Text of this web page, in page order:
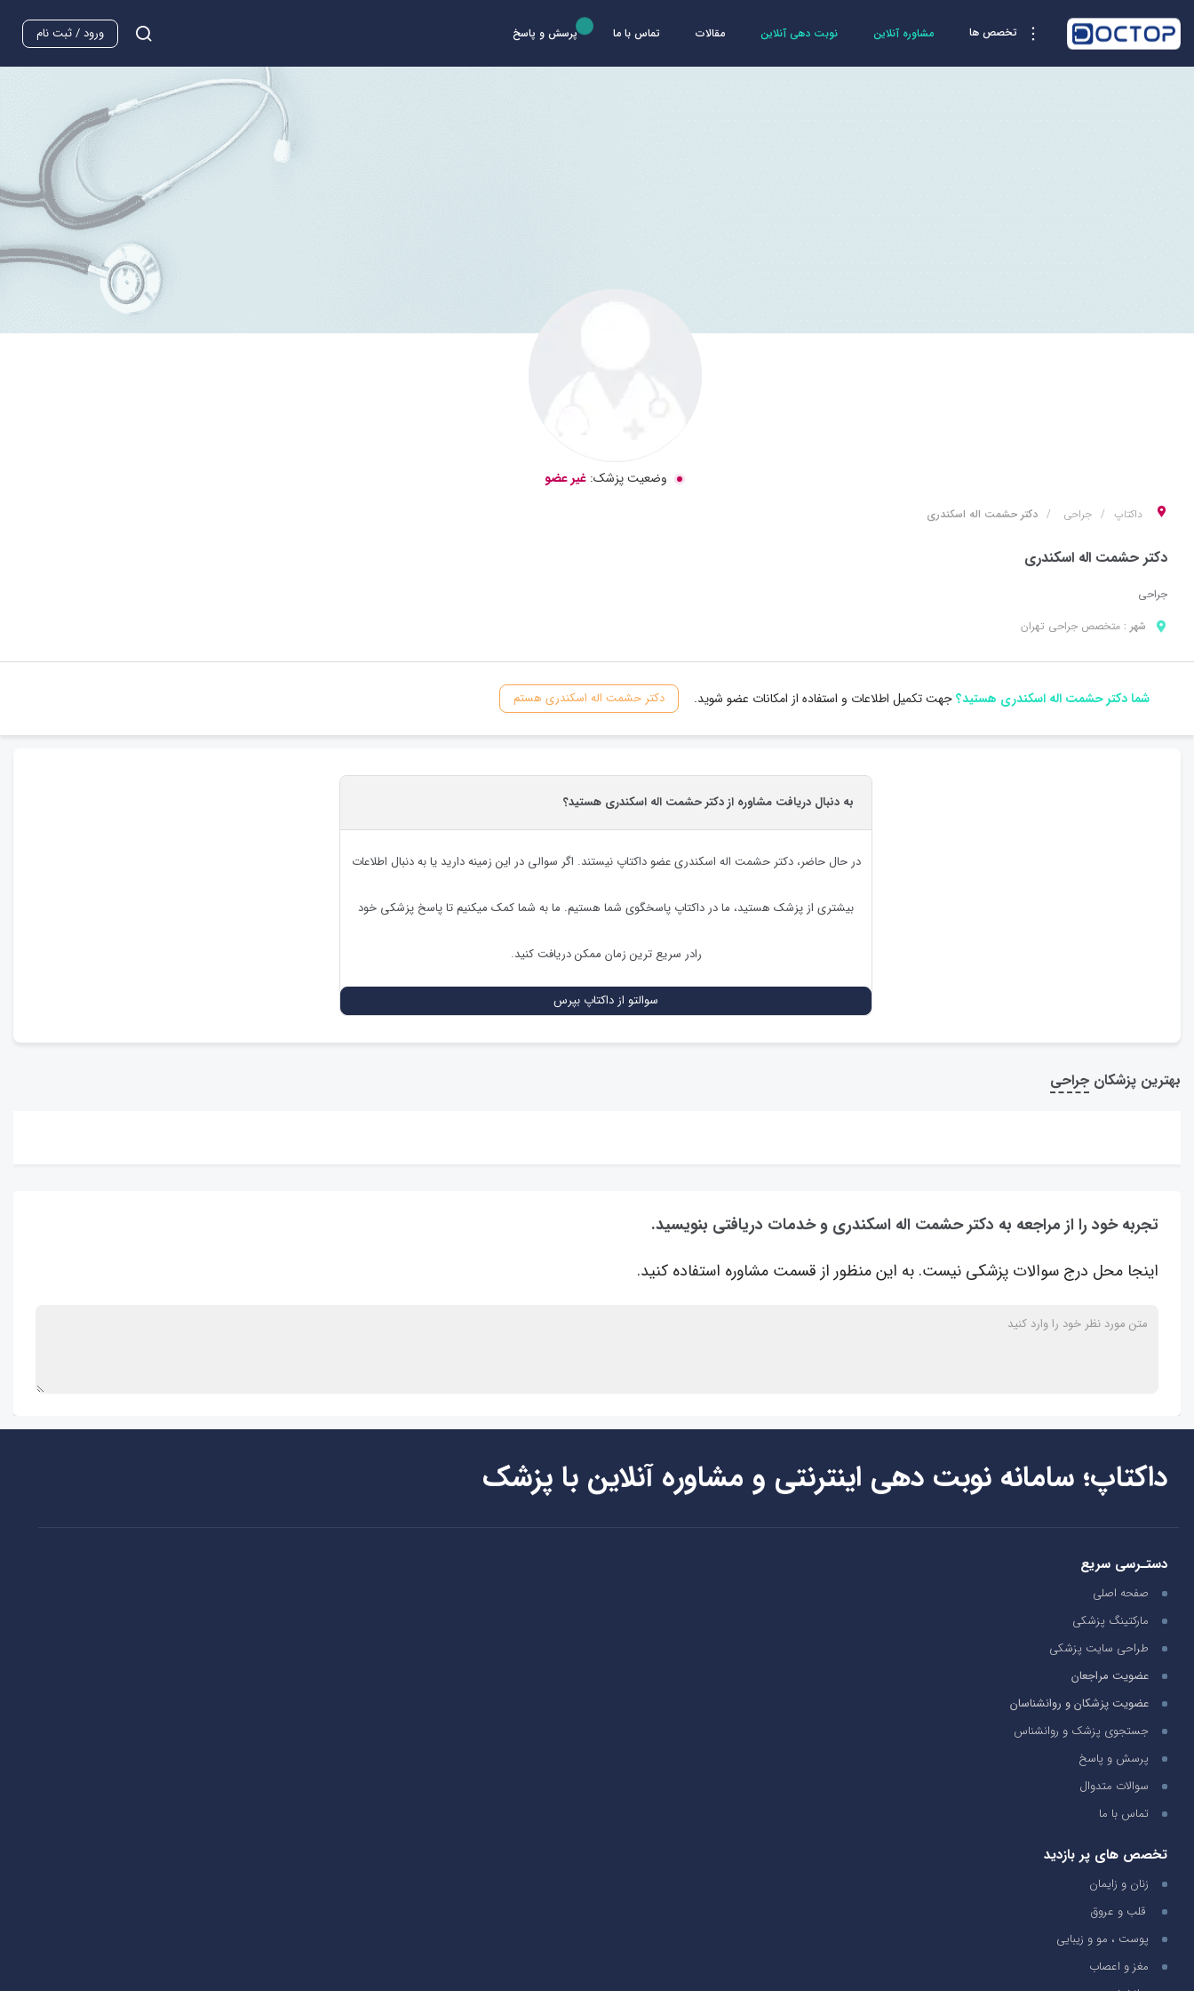
تخصص ها مشاوره آنلاین نوبت دهی آنلاین مقالات تماس با ما پرسش و پاسخ ورود / ثبت نام
وضعیت پزشک: غیر عضو
داکتاپ جراحی دکتر حشمت اله اسکندری
دکتر حشمت اله اسکندری
جراحی
شهر : متخصص جراحی تهران
شما دکتر حشمت اله اسکندری هستید؟جهت تکمیل اطلاعات و استفاده از امکانات عضو شوید. دکتر حشمت اله اسکندری هستم
به دنبال دریافت مشاوره از دکتر حشمت اله اسکندری هستید؟
در حال حاضر،دکتر حشمت اله اسکندریعضو داکتاپ نیستند. اگر سوالی در این زمینه دارید یا به دنبال اطلاعات
بیشتری از پزشک هستید، ما در داکتاپ پاسخگوی شما هستیم. ما به شما کمک میکنیم تا پاسخ پزشکی خود
رادر سریع ترین زمان ممکن دریافت کنید.
سوالتو از داکتاپ بپرس
بهترین پزشکان جراحی
تجربه خود را از مراجعه به دکتر حشمت اله اسکندری و خدمات دریافتی بنویسید.
اینجا محل درج سوالات پزشکی نیست. به این منظور از قسمت مشاوره استفاده کنید.
داکتاپ؛ سامانه نوبت دهی اینترنتی و مشاوره آنلاین با پزشک
دستـرسی سریع
صفحه اصلی
مارکتینگ پزشکی
طراحی سایت پزشکی
عضویت مراجعان
عضویت پزشکان و روانشناسان
جستجوی پزشک و روانشناس
پرسش و پاسخ
سوالات متدوال
تماس با ما
تخصص های پر بازدید
زنان و زایمان
قلب و عروق
پوست ، مو و زیبایی
مغز و اعصاب